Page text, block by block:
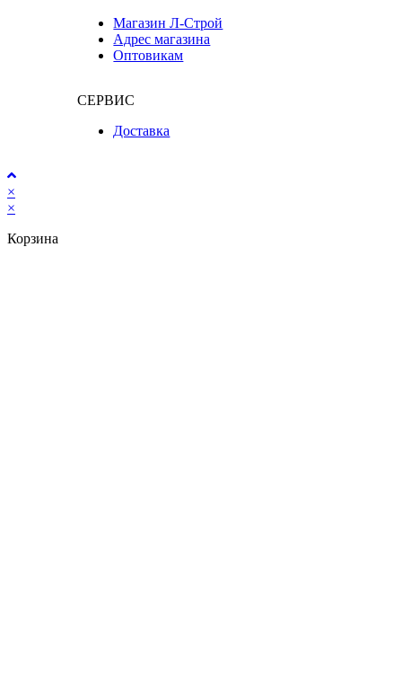
Магазин Л-Строй
Адрес магазина
Оптовикам
СЕРВИС
Доставка
×
×
Корзина